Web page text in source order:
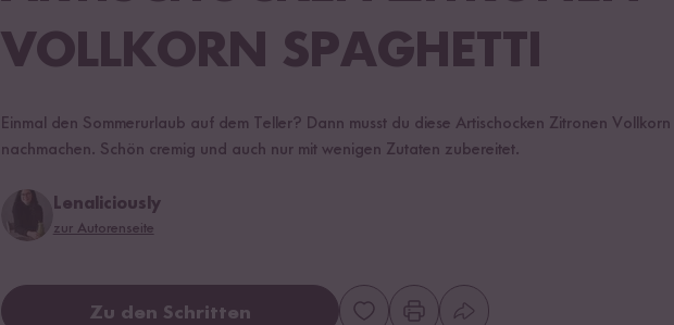
VOLLKORN SPAGHETTI
Einmal den Sommerurlaub auf dem Teller? Dann musst du diese Artischocken Zitronen
nachmachen. Schön cremig und auch nur mit wenigen Zutaten zubereitet.
Lenaliciously
zur Autorenseite
Zu den Schritten